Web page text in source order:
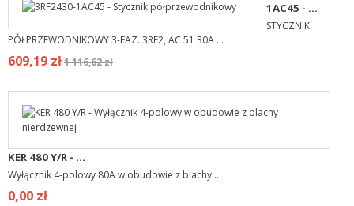
1AC45 - ...
STYCZNIK
PÓŁPRZEWODNIKOWY 3-FAZ. 3RF2, AC 51 30A ...
609,19 zł1 116,62 zł
KER 480 Y/R - ...
Wyłącznik 4-polowy 80A w obudowie z blachy ...
0,00 zł